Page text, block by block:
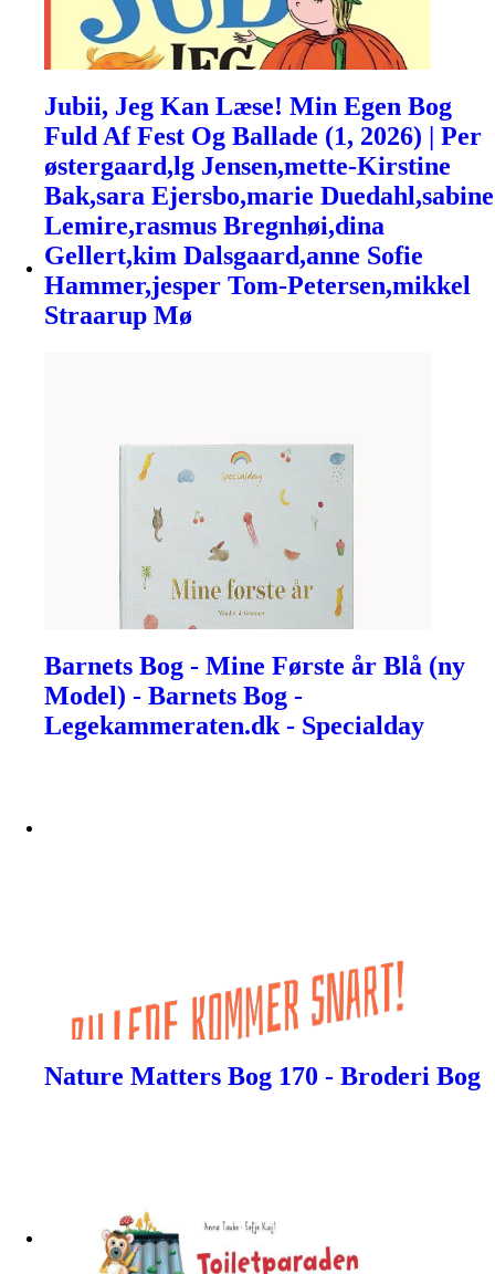
Jubii, Jeg Kan Læse! Min Egen Bog
Fuld Af Fest Og Ballade (1, 2026) | Per
østergaard,lg Jensen,mette-Kirstine
Bak,sara Ejersbo,marie Duedahl,sabine
Lemire,rasmus Bregnhøi,dina
Gellert,kim Dalsgaard,anne Sofie
Hammer,jesper Tom-Petersen,mikkel
Straarup Mø
Barnets Bog - Mine Første år Blå (ny
Model) - Barnets Bog -
Legekammeraten.dk - Specialday
Nature Matters Bog 170 - Broderi Bog